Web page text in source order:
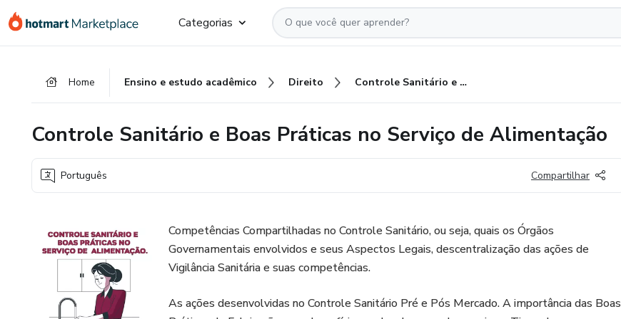
para
para
para
Categorias
Home Ensino e estudo acadêmico Direito Controle Sanitário e Boas Práticas no Serviço de Alimentação
Controle Sanitário e Boas Práticas no Serviço de Alimentação
Português Compartilhar
Competências Compartilhadas no Controle Sanitário, ou seja, quais os Órgãos
Governamentais envolvidos e seus Aspectos Legais, descentralização das ações de
Vigilância Sanitária e suas competências.
As ações desenvolvidas no Controle Sanitário Pré e Pós Mercado. A importância das Boas